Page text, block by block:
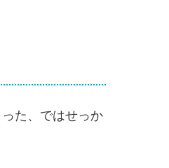
た、ではせっか